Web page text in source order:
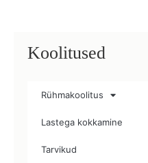
Koolitused
Rühmakoolitus
Lastega kokkamine
Tarvikud